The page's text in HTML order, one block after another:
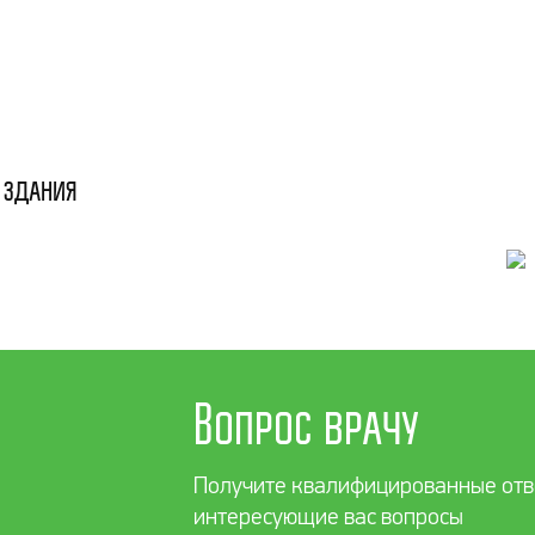
Вопрос врачу
Получите квалифицированные
интересующие вас вопросы